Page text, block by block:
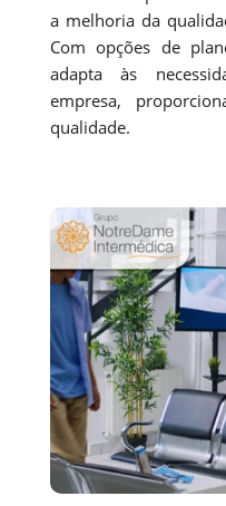
a melhoria da
Com opções de
adapta às
empresa,
qualidade.